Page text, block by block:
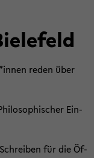
reden über
Ein­
für die Öf­